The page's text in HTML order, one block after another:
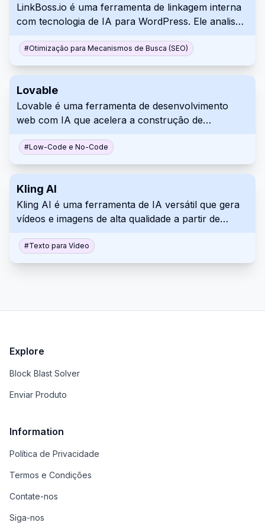
LinkBoss.io é uma ferramenta de linkagem interna
com tecnologia de IA para WordPress. Ele analisa
de sites a tomar decisões informadas sobre quais
páginas devem e não devem ser vinculadas em
adequados com base na estrutura atual do site
para também gerenciar, monitorar e aprimorar
automaticamente a configuração do site. Seu
criar uma melhor experiência de usuário.
#Otimização para Mecanismos de Busca (SEO)
Lovable
Lovable é uma ferramenta de desenvolvimento
web com IA que acelera a construção de
linguagem natural para gerar elementos de UI e
suporta o desenvolvimento full-stack. Lovable é
aqueles com menos habilidades técnicas para
melhorar o fluxo de trabalho de construção web.
#Low-Code e No-Code
Kling AI
Kling AI é uma ferramenta de IA versátil que gera
vídeos e imagens de alta qualidade a partir de
conteúdo com sua flexibilidade criativa e
capacidades de IA que automatizam tarefas para
#Texto para Vídeo
Explore
Block Blast Solver
Enviar Produto
Information
Política de Privacidade
Termos e Condições
Contate-nos
Siga-nos